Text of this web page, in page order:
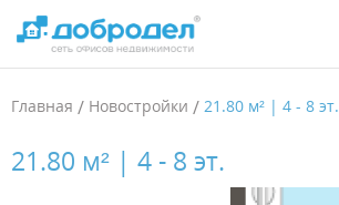
Главная / Новостройки / 21.80 м² | 4 - 8 эт.
21.80 м² | 4 - 8 эт.